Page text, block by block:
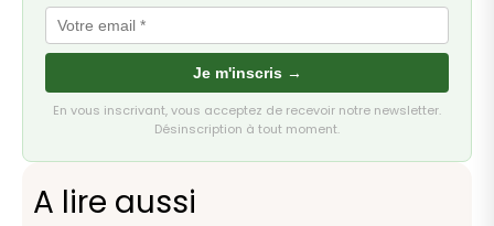
Je m'inscris →
En vous inscrivant, vous acceptez de recevoir notre newsletter.
Désinscription à tout moment.
A lire aussi